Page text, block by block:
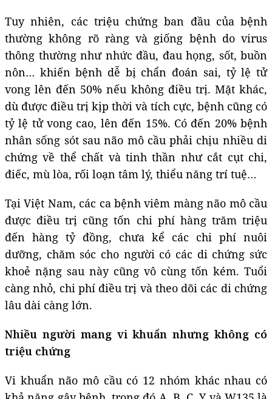
Tuy nhiên, các triệu chứng ban đầu của bệnh
thường không rõ ràng và giống bệnh do virus
thông thường như nhức đầu, đau họng, sốt, buồn
nôn… khiến bệnh dễ bị chẩn đoán sai, tỷ lệ tử
vong lên đến 50% nếu không điều trị. Mặt khác,
dù được điều trị kịp thời và tích cực, bệnh cũng có
tỷ lệ tử vong cao, lên đến 15%. Có đến 20% bệnh
nhân sống sót sau não mô cầu phải chịu nhiều di
chứng về thể chất và tinh thần như cắt cụt chi,
điếc, mù lòa, rối loạn tâm lý, thiểu năng trí tuệ…
Tại Việt Nam, các ca bệnh viêm màng não mô cầu
được điều trị cũng tốn chi phí hàng trăm triệu
đến hàng tỷ đồng, chưa kể các chi phí nuôi
dưỡng, chăm sóc cho người có các di chứng sức
khoẻ nặng sau này cũng vô cùng tốn kém. Tuổi
càng nhỏ, chi phí điều trị và theo dõi các di chứng
lâu dài càng lớn.
Nhiều người mang vi khuẩn nhưng không có
triệu chứng
Vi khuẩn não mô cầu có 12 nhóm khác nhau có